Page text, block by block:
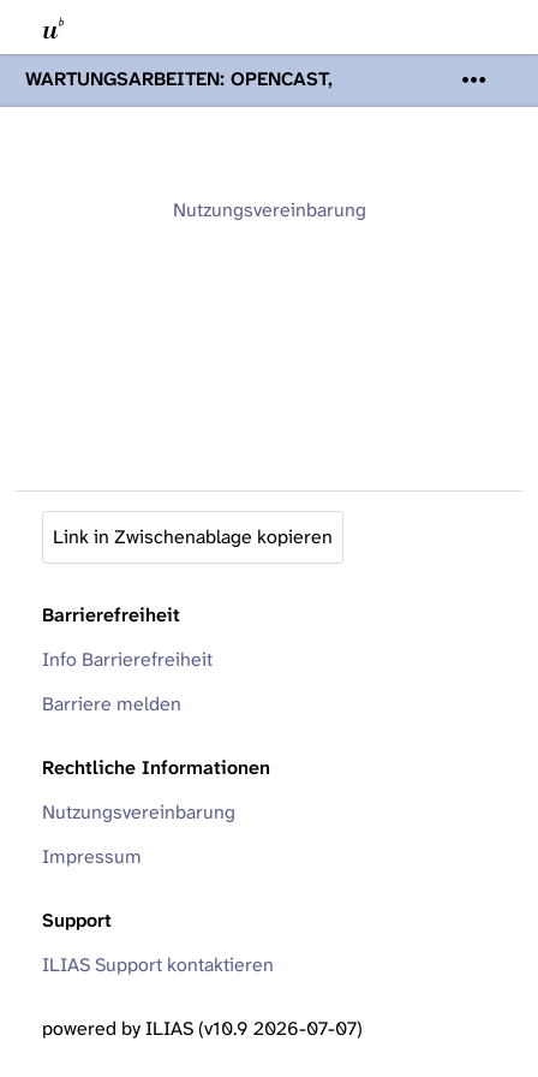
WARTUNGSARBEITEN: OPENCAST,
PODCASTS & TOBIRA
Mi 19. August
Opencast-Videos und Tobira nicht zur
Nutzungsvereinbarung
Link in Zwischenablage kopieren
Barrierefreiheit
Info Barrierefreiheit
Barriere melden
Rechtliche Informationen
Nutzungsvereinbarung
Impressum
Support
ILIAS Support kontaktieren
powered by ILIAS (v10.9 2026-07-07)